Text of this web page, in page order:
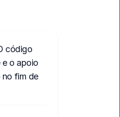
código
e o apoio
no fim de